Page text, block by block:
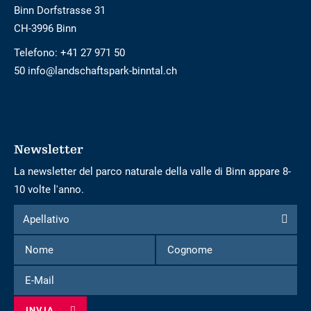
Binn Dorfstrasse 31
CH-3996 Binn
Telefono: +41 27 971 50
50 info@landschaftspark-binntal.ch
Newsletter
La newsletter del parco naturale della valle di Binn appare 8-
10 volte l'anno.
Modulo
per
iscriversi
alla
newsletter
Apellativo
Apellativo
Nome
Cognome
Mail